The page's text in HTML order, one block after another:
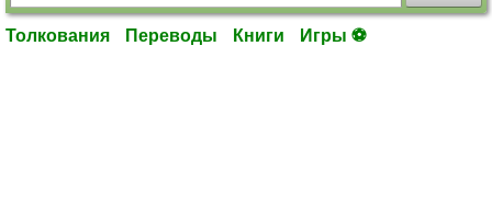
Толкования Переводы Книги Игры ⚽